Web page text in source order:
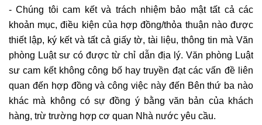
- Chúng tôi cam kết và trách nhiệm bảo mật tất cả các
khoản mục, điều kiện của hợp đồng/thỏa thuận nào được
thiết lập, ký kết và tất cả giấy tờ, tài liệu, thông tin mà Văn
phòng Luật sư có được từ chỉ dẫn địa lý. Văn phòng Luật
sư cam kết không công bố hay truyền đạt các vấn đề liên
quan đến hợp đồng và công việc này đến Bên thứ ba nào
khác mà không có sự đồng ý bằng văn bản của khách
hàng, trừ trường hợp cơ quan Nhà nước yêu cầu.